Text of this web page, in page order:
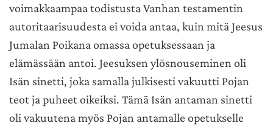
voimakkaampaa todistusta Vanhan testamentin
autoritaarisuudesta ei voida antaa, kuin mitä Jeesus
Jumalan Poikana omassa opetuksessaan ja
elämässään antoi. Jeesuksen ylösnouseminen oli
Isän sinetti, joka samalla julkisesti vakuutti Pojan
teot ja puheet oikeiksi. Tämä Isän antaman sinetti
oli vakuutena myös Pojan antamalle opetukselle